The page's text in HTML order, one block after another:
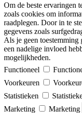
Om de beste ervaringen
zoals cookies om
raadplegen. Door in te
gegevens zoals
Als je geen
een nadelige invloed
mogelijkheden.
Functioneel
Voorkeuren
Statistieken
Marketing
Marketing